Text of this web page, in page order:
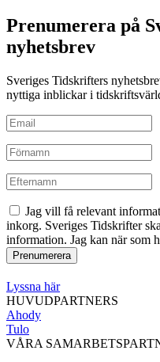
Prenumerera på
nyhetsbrev
Sveriges Tidskrifters
nyttiga inblickar i
Jag vill få relevant
inkorg. Sveriges Tidskrifter
information. Jag kan när som
Lyssna här
HUVUDPARTNERS
Ahody
Tulo
VÅRA